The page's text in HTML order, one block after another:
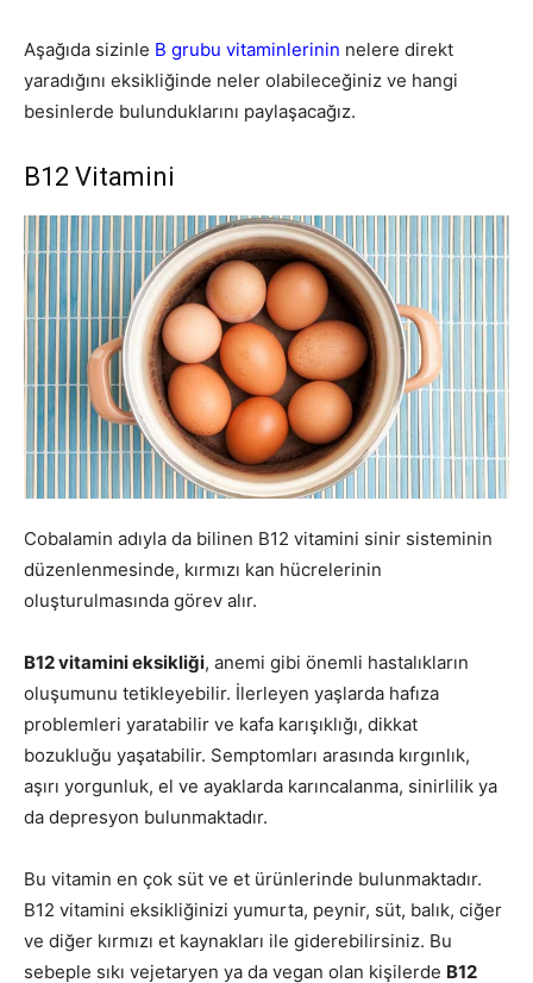
Aşağıda sizinle B grubu vitaminlerinin nelere direkt
yaradığını eksikliğinde neler olabileceğiniz ve hangi
besinlerde bulunduklarını paylaşacağız.
B12 Vitamini
Cobalamin adıyla da bilinen B12 vitamini sinir sisteminin
düzenlenmesinde, kırmızı kan hücrelerinin
oluşturulmasında görev alır.
B12 vitamini eksikliği, anemi gibi önemli hastalıkların
oluşumunu tetikleyebilir. İlerleyen yaşlarda hafıza
problemleri yaratabilir ve kafa karışıklığı, dikkat
bozukluğu yaşatabilir. Semptomları arasında kırgınlık,
aşırı yorgunluk, el ve ayaklarda karıncalanma, sinirlilik ya
da depresyon bulunmaktadır.
Bu vitamin en çok süt ve et ürünlerinde bulunmaktadır.
B12 vitamini eksikliğinizi yumurta, peynir, süt, balık, ciğer
ve diğer kırmızı et kaynakları ile giderebilirsiniz. Bu
sebeple sıkı vejetaryen ya da vegan olan kişilerde B12